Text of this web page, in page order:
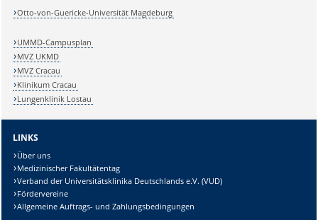
Otto-von-Guericke-Universität Magdeburg
UMMD-Campusplan
MVZ UKMD
MVZ Cracau
Klinikum Cracau
Lungenklinik Lostau
LINKS
Über uns
Medizinischer Fakultätentag
Verband der Universitätsklinika Deutschlands e.V. (VUD)
Fördervereine
Allgemeine Auftrags- und Zahlungsbedingungen